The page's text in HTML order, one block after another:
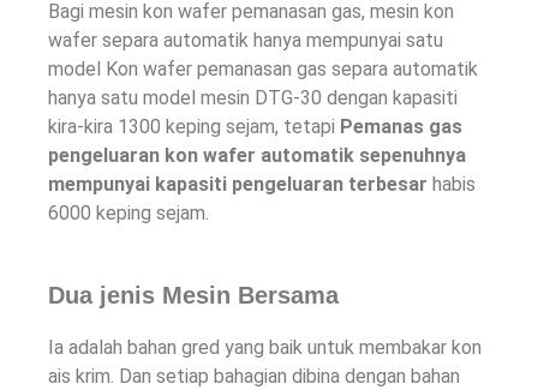
Bagi mesin kon wafer pemanasan gas, mesin kon
wafer separa automatik hanya mempunyai satu
model Kon wafer pemanasan gas separa automatik
hanya satu model mesin DTG-30 dengan kapasiti
kira-kira 1300 keping sejam, tetapi Pemanas gas
pengeluaran kon wafer automatik sepenuhnya
mempunyai kapasiti pengeluaran terbesar habis
6000 keping sejam.
Dua jenis Mesin Bersama
Ia adalah bahan gred yang baik untuk membakar kon
ais krim. Dan setiap bahagian dibina dengan bahan